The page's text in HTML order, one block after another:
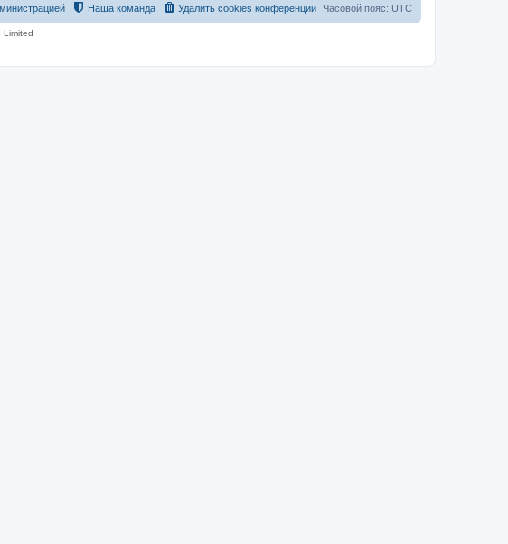
Часовой пояс: UTC
Удалить cookies конференции
Наша команда
Limited